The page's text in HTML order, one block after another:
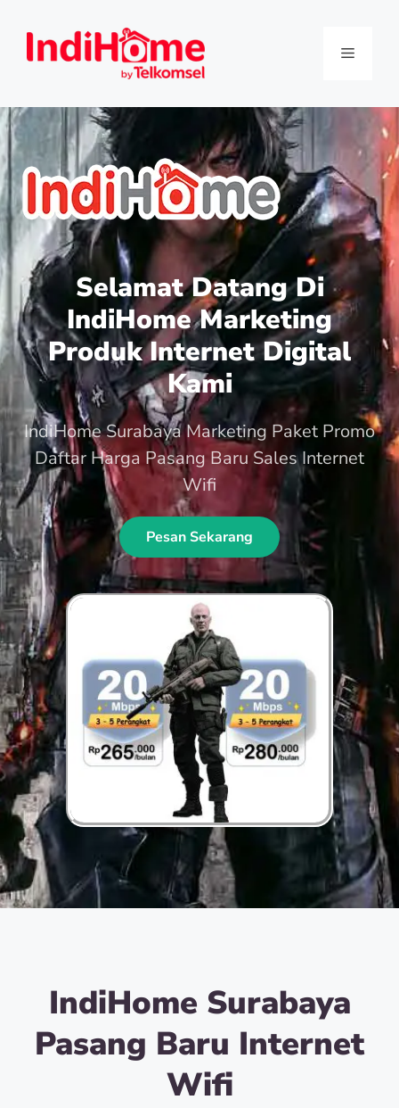
Selamat Datang Di
IndiHome Marketing
Produk Internet Digital
Kami
IndiHome Surabaya Marketing Paket Promo
Daftar Harga Pasang Baru Sales Internet
Wifi
Pesan Sekarang
IndiHome Surabaya
Pasang Baru Internet
Wifi